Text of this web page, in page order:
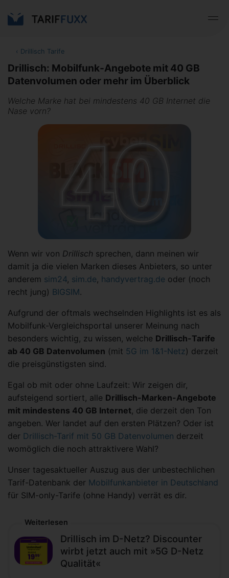
‹ Drillisch Tarife
Drillisch: Mobilfunk-Angebote mit 40 GB
Datenvolumen oder mehr im Überblick
Welche Marke hat bei mindestens 40 GB Internet die
Nase vorn?
Wenn wir von Drillisch sprechen, dann meinen wir
damit ja die vielen Marken dieses Anbieters, so unter
anderem sim24, sim.de, handyvertrag.de oder (noch
recht jung) BIGSIM.
Aufgrund der oftmals wechselnden Highlights ist es als
Mobilfunk-Vergleichsportal unserer Meinung nach
besonders wichtig, zu wissen, welche Drillisch-Tarife
ab 40 GB Datenvolumen (mit 5G im 1&1-Netz) derzeit
die preisgünstigsten sind.
Egal ob mit oder ohne Laufzeit: Wir zeigen dir,
aufsteigend sortiert, alle Drillisch-Marken-Angebote
mit mindestens 40 GB Internet, die derzeit den Ton
angeben. Wer landet auf den ersten Plätzen? Oder ist
der Drillisch-Tarif mit 50 GB Datenvolumen derzeit
womöglich die noch attraktivere Wahl?
Unser tagesaktueller Auszug aus der unbestechlichen
Tarif-Datenbank der Mobilfunkanbieter in Deutschland
für SIM-only-Tarife (ohne Handy) verrät es dir.
Weiterlesen
Drillisch im D-Netz? Discounter
wirbt jetzt auch mit »5G D-Netz
Qualität«